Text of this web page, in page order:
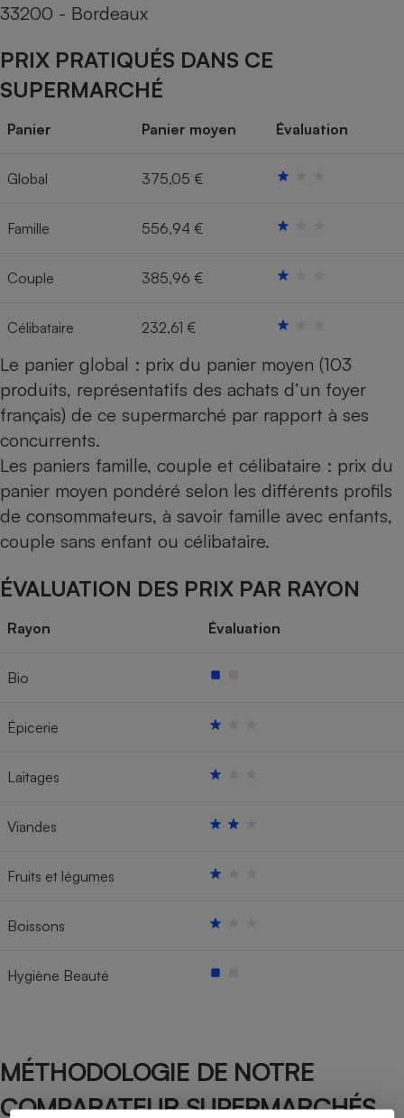
33200 - Bordeaux
PRIX PRATIQUÉS DANS CE
SUPERMARCHÉ
Panier Panier moyen Évaluation
Global 375,05 €
Famille 556,94 €
Couple 385,96 €
Célibataire 232,61 €
Le panier global : prix du panier moyen (103
produits, représentatifs des achats d’un foyer
français) de ce supermarché par rapport à ses
concurrents.
Les paniers famille, couple et célibataire : prix du
panier moyen pondéré selon les différents profils
de consommateurs, à savoir famille avec enfants,
couple sans enfant ou célibataire.
ÉVALUATION DES PRIX PAR RAYON
Rayon Évaluation
Bio
Épicerie
Laitages
Viandes
Fruits et légumes
Boissons
Hygiène Beauté
MÉTHODOLOGIE DE NOTRE
COMPARATEUR SUPERMARCHÉS